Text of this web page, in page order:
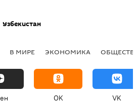
Узбекистан
В МИРЕ ЭКОНОМИКА
OK VK